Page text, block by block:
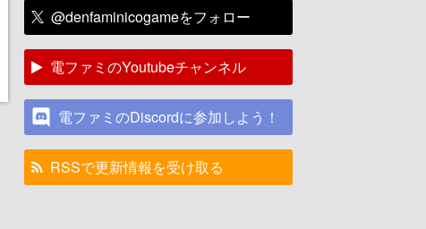
@denfaminicogameをフォロー
電ファミのYoutubeチャンネル
電ファミのDiscordに参加しよう！
RSSで更新情報を受け取る